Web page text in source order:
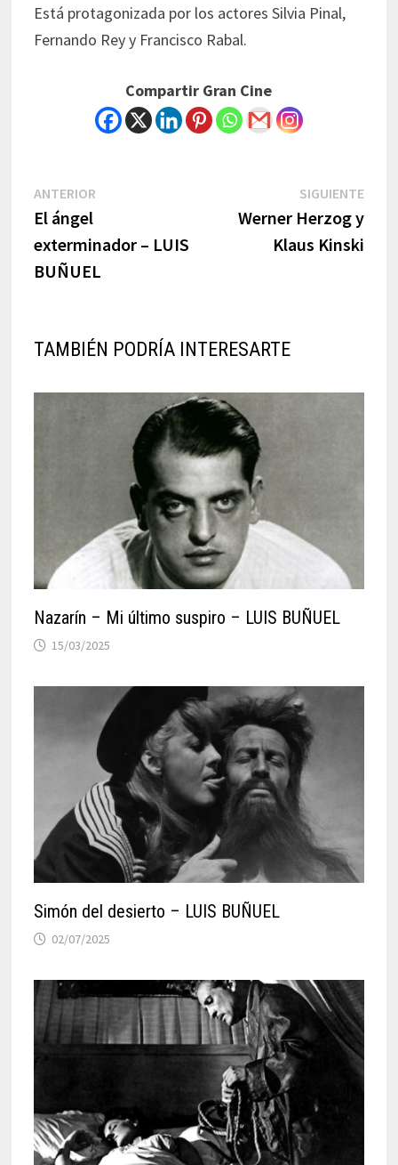
Está protagonizada por los actores Silvia Pinal,
Fernando Rey y Francisco Rabal.
Compartir Gran Cine
Navegación
de
entradas
ANTERIOR
El ángel
exterminador – LUIS
BUÑUEL
SIGUIENTENext
post:
Werner Herzog y
Klaus Kinski
TAMBIÉN PODRÍA INTERESARTE
Nazarín – Mi último suspiro – LUIS BUÑUEL
15/03/2025
Simón del desierto – LUIS BUÑUEL
02/07/2025